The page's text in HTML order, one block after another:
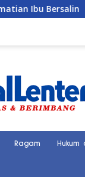
Ketua TP-
Ragam Hukum